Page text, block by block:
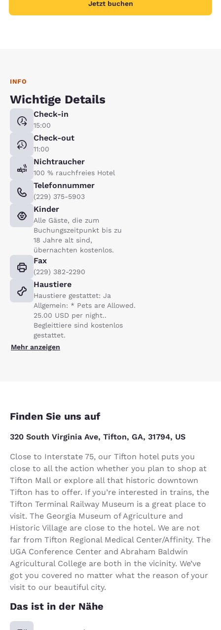
Jetzt buchen
INFO
Wichtige Details
Check-in
15:00
Check-out
11:00
Nichtraucher
100 % rauchfreies Hotel
Telefonnummer
(229) 375-5903
Kinder
Alle Gäste, die zum
Buchungszeitpunkt bis zu
18 Jahre alt sind,
übernachten kostenlos.
Fax
(229) 382-2290
Haustiere
Haustiere gestattet: Ja
Allgemein: * Pets are Allowed.
25.00 USD per night..
Begleittiere sind kostenlos
gestattet.
Mehr anzeigen
Finden Sie uns auf
320 South Virginia Ave, Tifton, GA, 31794, US
Close to Interstate 75, our Tifton hotel puts you
close to all the action whether you plan to shop at
Tifton Mall or explore all that historic downtown
Tifton has to offer. If you’re interested in trains, the
Tifton Terminal Railway Museum is a great place to
visit. The Georgia Museum of Agriculture and
Historic Village are close to the hotel. We are not
far from Tifton Regional Medical Center/Affinity. The
UGA Conference Center and Abraham Baldwin
Agricultural College are both in the vicinity. We’ve
got you covered no matter what the reason of your
visit to our beautiful city.
Das ist in der Nähe